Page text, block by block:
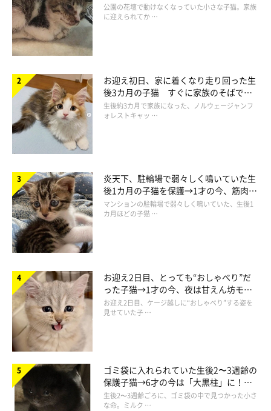
コタローくんはイチゴ農園の看板猫♪
写真提供／@DAYS31612434
コタローくんを抱っこした動画を撮っていた飼い主さん。最初の
険しい表情は、外を散歩していた犬に反応したから
犬が通り過ぎて、ふと飼い主さんの顔を見上げたコタローくん
は、ホッと安心したのか、普通の表情に戻ったようです。
ちなみに、あの優しい表情を見せたあと、コタローくんは
せ！」とゴソゴソし始めたので、すぐに下ろしてあげたとのこ
一連のコタローくんの様子に、飼い主さんは 「猫は表情に乏しい
と思っていたので、率直に『いろんな顔するなー』と思いまし
た」と話していました。
と“姉妹”のような関係に
公園の花壇で動けなくなっていた小さな子猫。家族
に迎えられてか …
お迎え初日、家に着くなり走り回った生
後3カ月の子猫 すぐに家族のそばで落
ち着く姿に「迎えてよかった」
生後約3カ月で家族になった、ノルウェージャンフ
ォレストキャッ …
炎天下、駐輪場で弱々しく鳴いていた生
後1カ月の子猫を保護→1才の今、筋肉質
でツンデレなコに成長
マンションの駐輪場で弱々しく鳴いていた、生後1
カ月ほどの子猫 …
お迎え2日目、とっても“おしゃべり”だ
った子猫→1才の今、夜は甘えん坊モー
ドになるコに成長！
お迎え2日目、ケージ越しに“おしゃべり”する姿を
見せていた子 …
ゴミ袋に入れられていた生後2〜3週齢の
保護子猫→6才の今は「大黒柱」に！
美しい黒猫に成長した姿にグッとくる
生後2〜3週齢ごろに、ゴミ袋の中で見つかった小さ
な命。ミルク …